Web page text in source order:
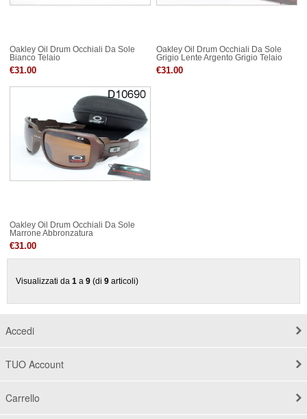
Oakley Oil Drum Occhiali Da Sole
Bianco Telaio
€31.00
Oakley Oil Drum Occhiali Da Sole
Grigio Lente Argento Grigio Telaio
€31.00
Oakley Oil Drum Occhiali Da Sole
Marrone Abbronzatura
€31.00
Visualizzati da 1 a 9 (di 9 articoli)
Accedi
TUO Account
Carrello